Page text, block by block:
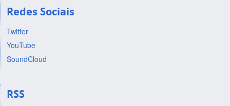
Redes Sociais
Twitter
YouTube
SoundCloud
RSS